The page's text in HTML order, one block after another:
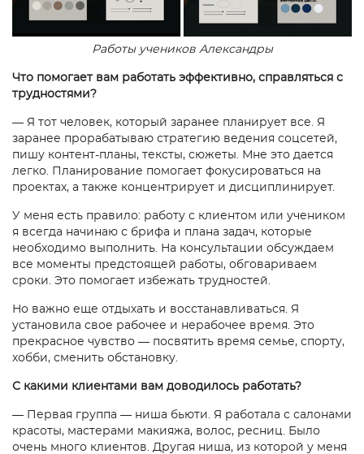
Работы учеников Александры
Что помогает вам работать эффективно, справляться с
трудностями?
— Я тот человек, который заранее планирует все. Я
заранее прорабатываю стратегию ведения соцсетей,
пишу контент-планы, тексты, сюжеты. Мне это дается
легко. Планирование помогает фокусироваться на
проектах, а также концентрирует и дисциплинирует.
У меня есть правило: работу с клиентом или учеником
я всегда начинаю с брифа и плана задач, которые
необходимо выполнить. На консультации обсуждаем
все моменты предстоящей работы, обговариваем
сроки. Это помогает избежать трудностей.
Но важно еще отдыхать и восстанавливаться. Я
установила свое рабочее и нерабочее время. Это
прекрасное чувство — посвятить время семье, спорту,
хобби, сменить обстановку.
С какими клиентами вам доводилось работать?
— Первая группа — ниша бьюти. Я работала с салонами
красоты, мастерами макияжа, волос, ресниц. Было
очень много клиентов. Другая ниша, из которой у меня